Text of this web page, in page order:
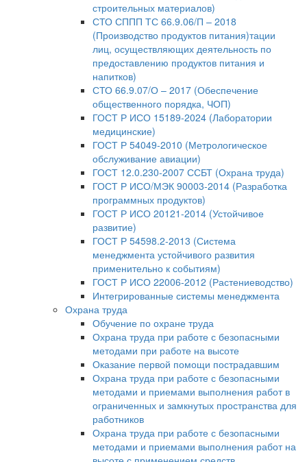
строительных материалов)
СТО СППП ТС 66.9.06/П – 2018
(Производство продуктов питания)тации
лиц, осуществляющих деятельность по
предоставлению продуктов питания и
напитков)
СТО 66.9.07/О – 2017 (Обеспечение
общественного порядка, ЧОП)
ГОСТ Р ИСО 15189-2024 (Лаборатории
медицинские)
ГОСТ Р 54049-2010 (Метрологическое
обслуживание авиации)
ГОСТ 12.0.230-2007 ССБТ (Охрана труда)
ГОСТ Р ИСО/МЭК 90003-2014 (Разработка
программных продуктов)
ГОСТ Р ИСО 20121-2014 (Устойчивое
развитие)
ГОСТ Р 54598.2-2013 (Система
менеджмента устойчивого развития
применительно к событиям)
ГОСТ Р ИСО 22006-2012 (Растениеводство)
Интегрированные системы менеджмента
Охрана труда
Обучение по охране труда
Охрана труда при работе с безопасными
методами при работе на высоте
Оказание первой помощи пострадавшим
Охрана труда при работе с безопасными
методами и приемами выполнения работ в
ограниченных и замкнутых пространства для
работников
Охрана труда при работе с безопасными
методами и приемами выполнения работ на